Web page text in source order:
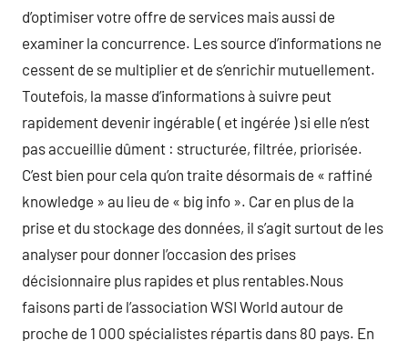
d’optimiser votre offre de services mais aussi de
examiner la concurrence. Les source d’informations ne
cessent de se multiplier et de s’enrichir mutuellement.
Toutefois, la masse d’informations à suivre peut
rapidement devenir ingérable ( et ingérée ) si elle n’est
pas accueillie dûment : structurée, filtrée, priorisée.
C’est bien pour cela qu’on traite désormais de « raffiné
knowledge » au lieu de « big info ». Car en plus de la
prise et du stockage des données, il s’agit surtout de les
analyser pour donner l’occasion des prises
décisionnaire plus rapides et plus rentables.Nous
faisons parti de l’association WSI World autour de
proche de 1 000 spécialistes répartis dans 80 pays. En